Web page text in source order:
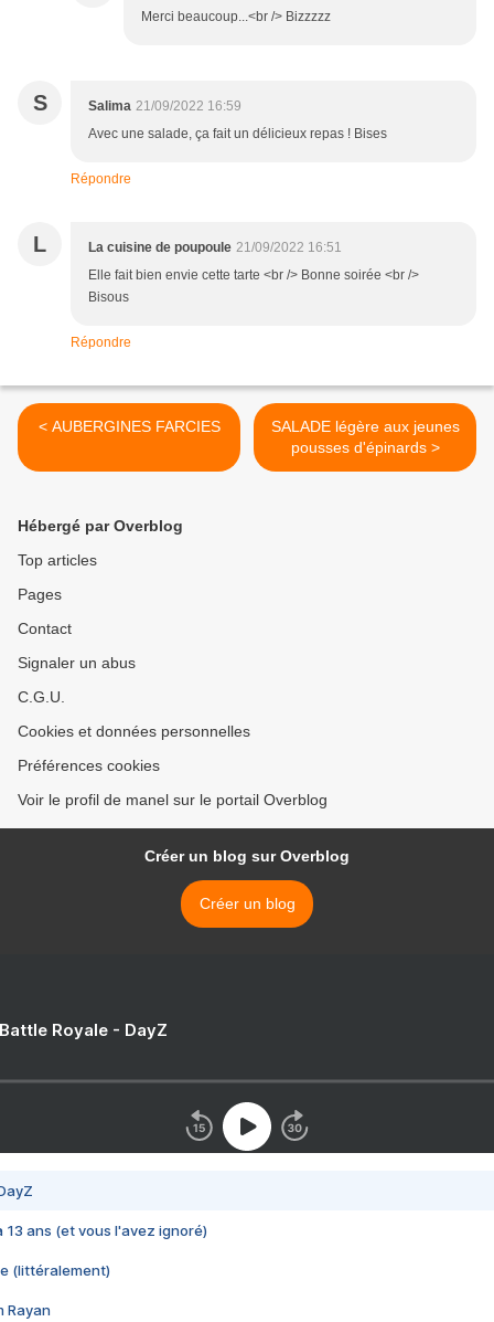
Merci beaucoup...<br /> Bizzzzz
S Salima 21/09/2022 16:59
Avec une salade, ça fait un délicieux repas ! Bises
Répondre
L La cuisine de poupoule 21/09/2022 16:51
Elle fait bien envie cette tarte <br /> Bonne soirée <br />
Bisous
Répondre
< AUBERGINES FARCIES
SALADE légère aux jeunes
pousses d'épinards >
Hébergé par Overblog
Top articles
Pages
Contact
Signaler un abus
C.G.U.
Cookies et données personnelles
Préférences cookies
Voir le profil de manel sur le portail Overblog
Créer un blog sur Overblog
Créer un blog
Royale - DayZ
13 ans (et vous l'avez ignoré)
(littéralement)
Rayan